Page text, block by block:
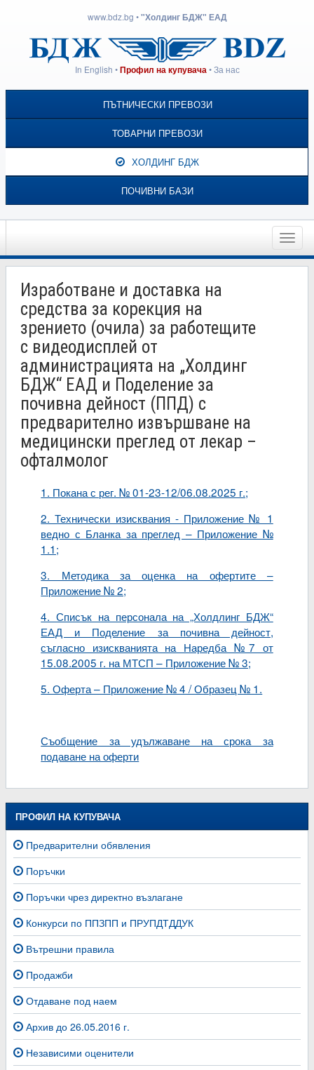
www.bdz.bg •"Холдинг БДЖ" ЕАД
In English •Профил на купувача •За нас
ПЪТНИЧЕСКИ ПРЕВОЗИ
ТОВАРНИ ПРЕВОЗИ
ХОЛДИНГ БДЖ
ПОЧИВНИ БАЗИ
Toggle
Изработване и доставка на
средства за корекция на
зрението (очила) за работещите
с видеодисплей от
администрацията на „Холдинг
БДЖ“ ЕАД и Поделение за
почивна дейност (ППД) с
предварително извършване на
медицински преглед от лекар –
офталмолог
1. Покана с рег. № 01-23-12/06.08.2025 г.;
2. Технически изисквания - Приложение № 1
ведно с Бланка за преглед – Приложение №
1.1;
3. Методика за оценка на офертите –
Приложение № 2;
4. Списък на персонала на „Холдлинг БДЖ“
ЕАД и Поделение за почивна дейност,
съгласно изискванията на Наредба №7 от
15.08.2005 г. на МТСП – Приложение № 3;
5. Оферта – Приложение № 4 / Образец № 1.
Съобщение за удължаване на срока за
подаване на оферти
ПРОФИЛ НА КУПУВАЧА
Предварителни обявления
Поръчки
Поръчки чрез директно възлагане
Конкурси по ППЗПП и ПРУПДТДДУК
Вътрешни правила
Продажби
Отдаване под наем
Архив до 26.05.2016 г.
Независими оценители